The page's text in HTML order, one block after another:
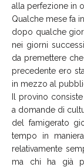
alla perfezione in
Qualche mese fa
dopo qualche
nei giorni
da premettere
precedente ero
in mezzo al
Il provino
a domande di
del famigerato
tempo in
relativamente
ma chi ha già